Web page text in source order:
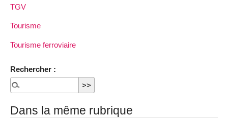
TGV
Tourisme
Tourisme ferroviaire
Rechercher :
Dans la même rubrique